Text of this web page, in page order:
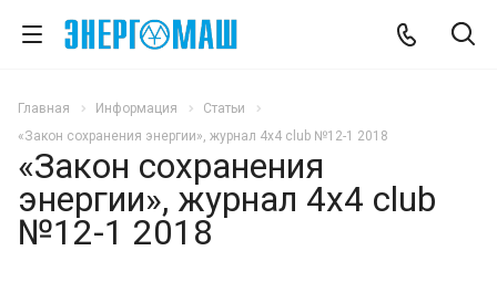
Главная Информация
Статьи
«Закон сохранения энергии», журнал 4x4 club №12-1 2018
«Закон сохранения
энергии», журнал 4x4 club
№12-1 2018